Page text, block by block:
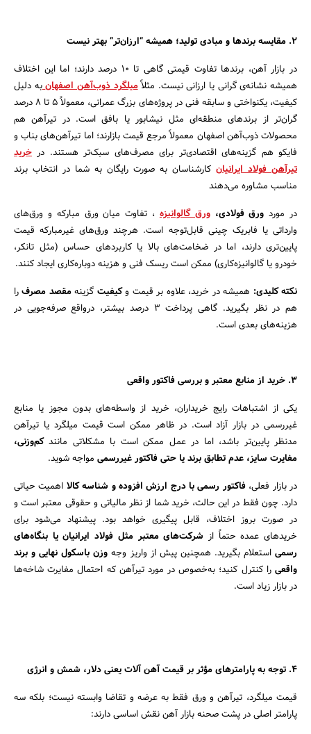
جستجو
۲. مقایسه برندها و مبادی تولید؛ همیشه “ارزان‌تر” بهتر نیست
در بازار آهن، برندها تفاوت قیمتی گاهی تا ۱۰ درصد دارند؛ اما این اختلاف
همیشه نشانه‌ی گرانی یا ارزانی نیست. مثلاًمیلگرد ذوب‌آهن اصفهان به دلیل
کیفیت، یکنواختی و سابقه فنی در پروژه‌های بزرگ عمرانی، معمولاً ۵ تا ۸ درصد
گران‌تر از برندهای منطقه‌ای مثل نیشابور یا بافق است. در تیرآهن هم
محصولات ذوب‌آهن اصفهان معمولاً مرجع قیمت بازارند؛ اما تیرآهن‌های بناب و
فایکو هم گزینه‌های اقتصادی‌تر برای مصرف‌های سبک‌تر هستند. در خرید
تیرآهن فولاد ایرانیان کارشناسان به صورت رایگان به شما در انتخاب برند
مناسب مشاوره می‌دهند
در مورد ورق فولادی،ورق گالوانیزه ، تفاوت میان ورق مبارکه و ورق‌های
وارداتی یا فابریک چینی قابل‌توجه است. هرچند ورق‌های غیرمبارکه قیمت
پایین‌تری دارند، اما در ضخامت‌های بالا یا کاربردهای حساس (مثل تانکر،
خودرو یا گالوانیزه‌کاری) ممکن است ریسک فنی و هزینه دوباره‌کاری ایجاد کنند.
نکته کلیدی: همیشه در خرید، علاوه بر قیمت وکیفیت گزینهمقصد مصرفرا
هم در نظر بگیرید. گاهی پرداخت ۳ درصد بیشتر، درواقع صرفه‌جویی در
هزینه‌های بعدی است.
۳. خرید از منابع معتبر و بررسی فاکتور واقعی
یکی از اشتباهات رایج خریداران، خرید از واسطه‌های بدون مجوز یا منابع
غیررسمی در بازار آزاد است. در ظاهر ممکن است قیمت میلگرد یا تیرآهن
مدنظر پایین‌تر باشد، اما در عمل ممکن است با مشکلاتی مانندکم‌وزنی،
مغایرت سایز، عدم تطابق برند یا حتی فاکتور غیررسمی مواجه شوید.
در بازار فعلی،فاکتور رسمی با درج ارزش افزوده و شناسه کالا اهمیت حیاتی
دارد. چون فقط در این حالت، خرید شما از نظر مالیاتی و حقوقی معتبر است و
در صورت بروز اختلاف، قابل پیگیری خواهد بود. پیشنهاد می‌شود برای
خریدهای عمده حتماً از شرکت‌های معتبر مثل فولاد ایرانیان یا بنگاه‌های
رسمیاستعلام بگیرید. همچنین پیش از واریز وجه وزن باسکول نهایی و برند
واقعی را کنترل کنید؛ به‌خصوص در مورد تیرآهن که احتمال مغایرت شاخه‌ها
در بازار زیاد است.
۴. توجه به پارامترهای مؤثر بر قیمت آهن آلات یعنی دلار، شمش و انرژی
قیمت میلگرد، تیرآهن و ورق فقط به عرضه و تقاضا وابسته نیست؛ بلکه سه
پارامتر اصلی در پشت صحنه بازار آهن نقش اساسی دارند: